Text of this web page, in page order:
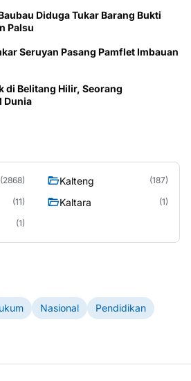
Diduga Tukar Barang Bukti
Palsu
Seruyan Pasang Pamflet Imbauan
di Belitang Hilir, Seorang
Dunia
(2868) Kalteng (187)
(11) Kaltara (1)
(1)
Nasional
Pendidikan